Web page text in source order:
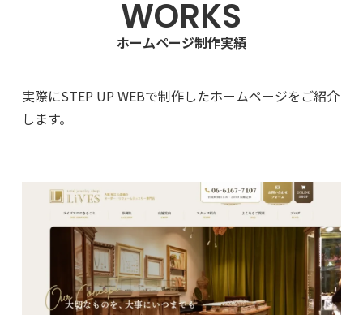
WORKS
ホームページ制作実績
実際にSTEP UP WEBで制作したホームページをご紹介
します。